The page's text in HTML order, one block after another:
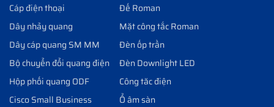
Cáp điện thoại
Dây nhảy quang
Dây cáp quang SM MM
Bộ chuyển đổi quang điện
Hộp phối quang ODF
Cisco Small Business
Đế Roman
Mặt công tắc Roman
Đèn ốp trần
Đèn Downlight LED
Công tăc điện
Ổ âm sàn